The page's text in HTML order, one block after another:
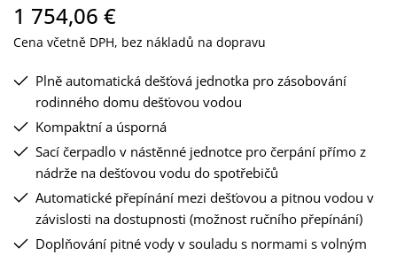
1 754,06 €
Cena včetně DPH, bez nákladů na dopravu
Plně automatická dešťová jednotka pro zásobování
rodinného domu dešťovou vodou
Kompaktní a úsporná
Sací čerpadlo v nástěnné jednotce pro čerpání přímo z
nádrže na dešťovou vodu do spotřebičů
Automatické přepínání mezi dešťovou a pitnou vodou v
závislosti na dostupnosti (možnost ručního přepínání)
Doplňování pitné vody v souladu s normami s volným